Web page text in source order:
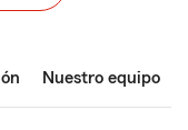
Nuestro equipo